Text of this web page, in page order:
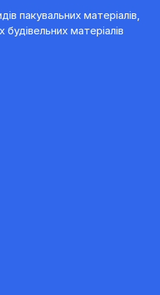
пакувальних матеріалів,
матеріалів